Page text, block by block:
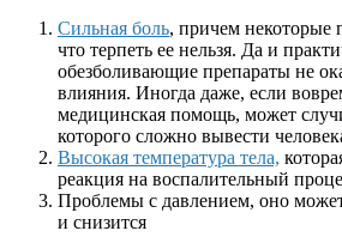
Сильная боль, причем некоторые
что терпеть ее нельзя. Да и
обезболивающие препараты не
влияния. Иногда даже, если
медицинская помощь, может
которого сложно вывести
Высокая температура тела,
реакция на воспалительный
Проблемы с давлением, оно
и снизится